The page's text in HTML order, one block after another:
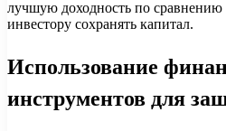
лучшую доходность по сравнению
инвестору сохранять капитал.
Использование
инструментов для